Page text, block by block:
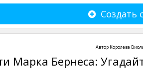
Создать
Автор Королева
Марка Бернеса: